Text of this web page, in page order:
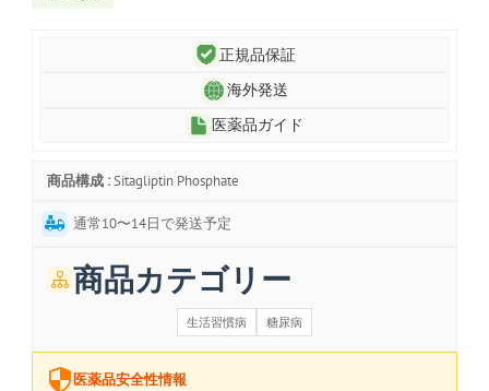
正規品保証
海外発送
医薬品ガイド
商品構成 : Sitagliptin Phosphate
通常10〜14日で発送予定
商品カテゴリー
生活習慣病 糖尿病
医薬品安全性情報